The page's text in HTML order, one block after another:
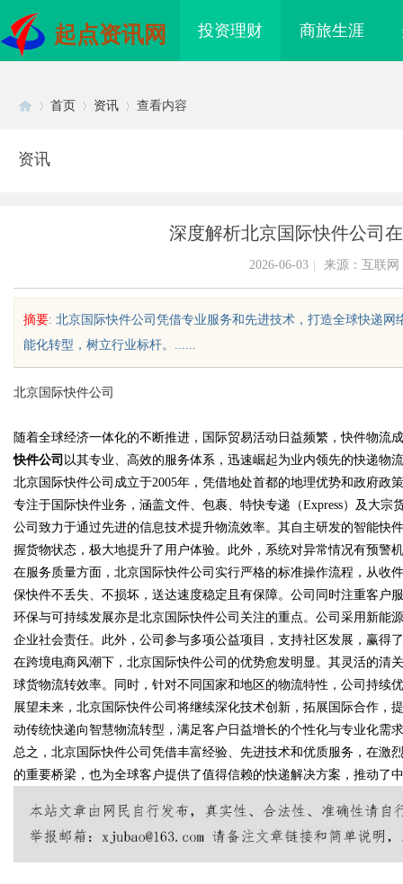
起点资讯网 投资理财 商旅生涯
uz
!
首页 资讯 查看内容
资讯
深度解析北京国际快件公司
2026-06-03 来源：互联网
摘要: 北京国际快件公司凭借专业服务和先进技术，打造全球快递
能化转型，树立行业标杆。......
北京国际快件公司
随着全球经济一体化的不断推进，国际贸易活动日益频繁，快件物流
快件公司 以其专业、高效的服务体系，迅速崛起为业内领先的快递物
北京国际快件公司成立于2005年，凭借地处首都的地理优势和政府
专注于国际快件业务，涵盖文件、包裹、特快专递（Express）及大
公司致力于通过先进的信息技术提升物流效率。其自主研发的智能快
握货物状态，极大地提升了用户体验。此外，系统对异常情况有预警
在服务质量方面，北京国际快件公司实行严格的标准操作流程，从收
保快件不丢失、不损坏，送达速度稳定且有保障。公司同时注重客户
环保与可持续发展亦是北京国际快件公司关注的重点。公司采用新能
企业社会责任。此外，公司参与多项公益项目，支持社区发展，赢得
在跨境电商风潮下，北京国际快件公司的优势愈发明显。其灵活的清
球货物流转效率。同时，针对不同国家和地区的物流特性，公司持续
展望未来，北京国际快件公司将继续深化技术创新，拓展国际合作，
动传统快递向智慧物流转型，满足客户日益增长的个性化与专业化需
总之，北京国际快件公司凭借丰富经验、先进技术和优质服务，在激
的重要桥梁，也为全球客户提供了值得信赖的快递解决方案，推动了
铸金鼎 ——山东世超
公司董事长陈世超 揭晓北京租打印机之避坑指南